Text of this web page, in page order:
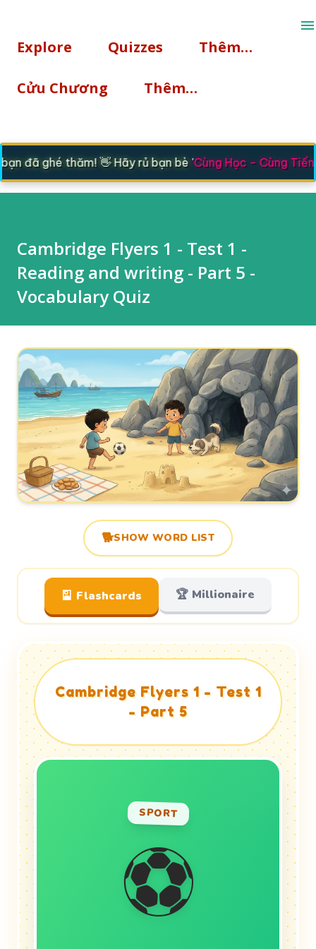
Explore Quizzes Thêm…
Cửu Chương Thêm…
đã ghé thăm! 👋 Hãy rủ bạn bè 'Cùng Học - Cùng Tiến'
Cambridge Flyers 1 - Test 1 -
Reading and writing - Part 5 -
Vocabulary Quiz
🐕SHOW WORD LIST
🎴 Flashcards 🏆 Millionaire
Cambridge Flyers 1 - Test 1
- Part 5
SPORT
⚽
A game played with a ball and
VN Translation